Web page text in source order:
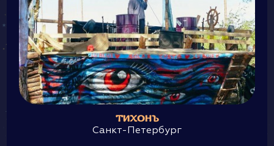
ТИХОНЪ
Санкт-Петербург